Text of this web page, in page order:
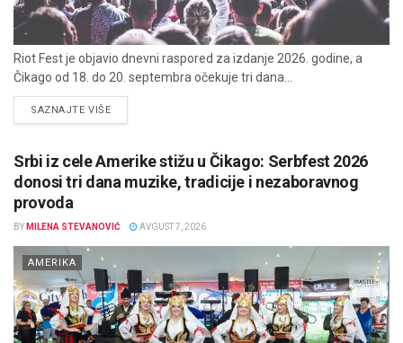
Riot Fest je objavio dnevni raspored za izdanje 2026. godine, a
Čikago od 18. do 20. septembra očekuje tri dana...
SAZNAJTE VIŠEDETAILS
Srbi iz cele Amerike stižu u Čikago: Serbfest 2026
donosi tri dana muzike, tradicije i nezaboravnog
provoda
BY MILENA STEVANOVIĆ AVGUST 7, 2026
AMERIKA